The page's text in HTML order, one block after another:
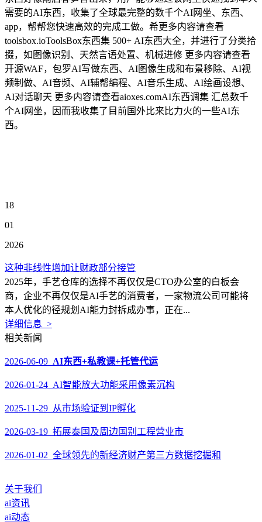
需要的AI东西，收集了全球最完整的数千个AI网坐、东西、
app，帮帮您快速高效的完成工做。希更多内容请查看
toolsbox.ioToolsBox东西集 500+ AI东西大全，并进行了分类拾
掇，如图像识别、天然言语处置、机械进修 更多内容请查看
开源WAF，包罗AI写做东西、AI图像生成和布景移除、AI视
频制做、AI音频、AI辅帮编程、AI音乐生成、AI绘画设想、
AI对话聊天 更多内容请查看aioxes.comAI东西调集 汇总数千
个AI网坐，因而我收集了目前国外比来比力火的一些AI东
西。
18
01
2026
这种非线性增加让财政部分接管
2025年，手艺仓库的选择不再仅仅是CTO办公室的白板会
商，企业不再仅仅是AI手艺的消费者，一家物流公司可能将
本人优化的径规划AI能力封拆成办事，正在...
详细信息 >
相关新闻
2026-06-09 AI东西+私教课+托管代运
2026-01-24 AI智能放大功能采用像素沉构
2025-11-29 从市场验证到IP孵化
2026-03-19 拓展泰国及周边国别工程营业市
2026-01-02 全球领先的新经济财产第三方数据挖掘和
关于我们
ai资讯
ai动态